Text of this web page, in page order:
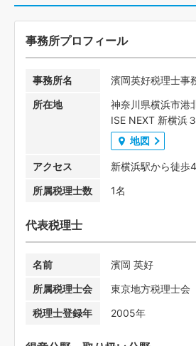
事務所プロフィール
事務所名
濱岡英好税理士事
所在地
神奈川県横浜市港
ISE NEXT 新横浜
地図
アクセス
新横浜駅から徒歩
所属税理士数
1名
代表税理士
名前
濱岡 英好
所属税理士会
東京地方税理士会
税理士登録年
2005年